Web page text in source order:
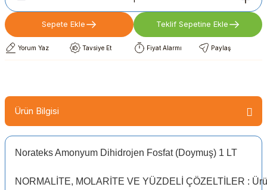
Sepete Ekle Teklif Sepetine Ekle
Yorum Yaz Tavsiye Et Fiyat Alarmı Paylaş
Ürün Bilgisi
Norateks Amonyum Dihidrojen Fosfat (Doymuş) 1 LT
NORMALİTE, MOLARİTE VE YÜZDELİ ÇÖZELTİLER :